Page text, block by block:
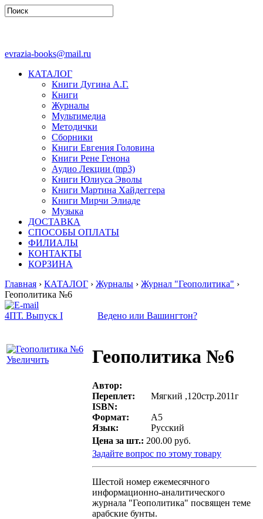
evrazia-books@mail.ru
КАТАЛОГ
Книги Дугина А.Г.
Книги
Журналы
Мультимедиа
Методички
Сборники
Книги Евгения Головина
Книги Рене Генона
Аудио Лекции (mp3)
Книги Юлиуса Эволы
Книги Мартина Хайдеггера
Книги Мирчи Элиаде
Музыка
ДОСТАВКА
СПОСОБЫ ОПЛАТЫ
ФИЛИАЛЫ
КОНТАКТЫ
КОРЗИНА
Главная › КАТАЛОГ › Журналы › Журнал "Геополитика" ›
Геополитика №6
4ПТ. Выпуск I Ведено или Вашингтон?
Увеличить Геополитика №6
Автор:
Переплет:
Мягкий ,120стр.2011г
ISBN:
Формат:
A5
Язык:
Русский
Цена за шт.: 200.00 руб.
Задайте вопрос по этому товару
Шестой номер ежемесячного
информационно-аналитического
журнала "Геополитика" посвящен теме
арабские бунты.